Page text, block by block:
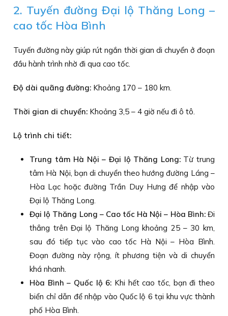
2. Tuyến đường Đại lộ Thăng Long –
cao tốc Hòa Bình
Tuyến đường này giúp rút ngắn thời gian di chuyển ở đoạn
đầu hành trình nhờ đi qua cao tốc.
Độ dài quãng đường: Khoảng 170 – 180 km.
Thời gian di chuyển: Khoảng 3,5 – 4 giờ nếu đi ô tô.
Lộ trình chi tiết:
Trung tâm Hà Nội – Đại lộ Thăng Long: Từ trung
tâm Hà Nội, bạn di chuyển theo hướng đường Láng –
Hòa Lạc hoặc đường Trần Duy Hưng để nhập vào
Đại lộ Thăng Long.
Đại lộ Thăng Long – Cao tốc Hà Nội – Hòa Bình: Đi
thẳng trên Đại lộ Thăng Long khoảng 25 – 30 km,
sau đó tiếp tục vào cao tốc Hà Nội – Hòa Bình.
Đoạn đường này rộng, ít phương tiện và di chuyển
khá nhanh.
Hòa Bình – Quốc lộ 6: Khi hết cao tốc, bạn đi theo
biển chỉ dẫn để nhập vào Quốc lộ 6 tại khu vực thành
phố Hòa Bình.